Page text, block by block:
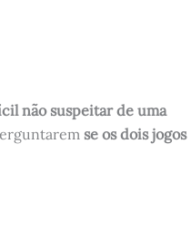
não suspeitar de uma
se os dois jogos